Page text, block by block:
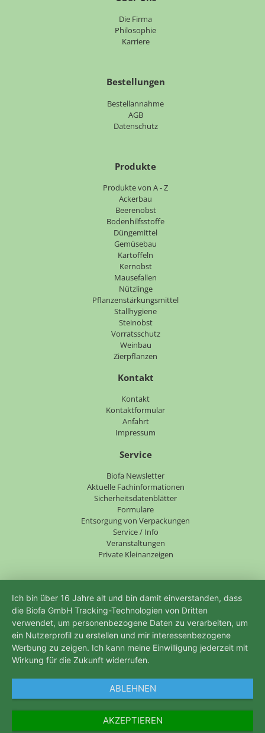
Die Firma
Philosophie
Karriere
Bestellungen
Bestellannahme
AGB
Datenschutz
Produkte
Produkte von A - Z
Ackerbau
Beerenobst
Bodenhilfsstoffe
Düngemittel
Gemüsebau
Kartoffeln
Kernobst
Mausefallen
Nützlinge
Pflanzenstärkungsmittel
Stallhygiene
Steinobst
Vorratsschutz
Weinbau
Zierpflanzen
Kontakt
Kontakt
Kontaktformular
Anfahrt
Impressum
Service
Biofa Newsletter
Aktuelle Fachinformationen
Sicherheitsdatenblätter
Formulare
Entsorgung von Verpackungen
Service / Info
Veranstaltungen
Private Kleinanzeigen
Ich bin über 16 Jahre alt und bin damit einverstanden, dass
die Biofa GmbH Tracking-Technologien von Dritten
verwendet, um personenbezogene Daten zu verarbeiten, um
ein Nutzerprofil zu erstellen und mir interessenbezogene
Werbung zu zeigen. Ich kann meine Einwilligung jederzeit mit
Wirkung für die Zukunft widerrufen.
ABLEHNEN
AKZEPTIEREN